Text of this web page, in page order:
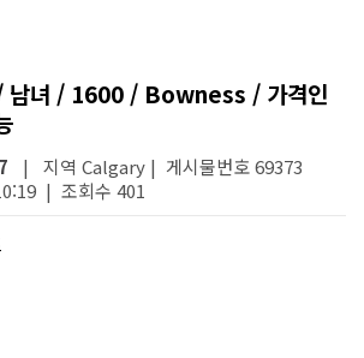
남녀 / 1600 / Bowness / 가격인
| 지역 Calgary | 게시물번호 69373
| 조회수 401